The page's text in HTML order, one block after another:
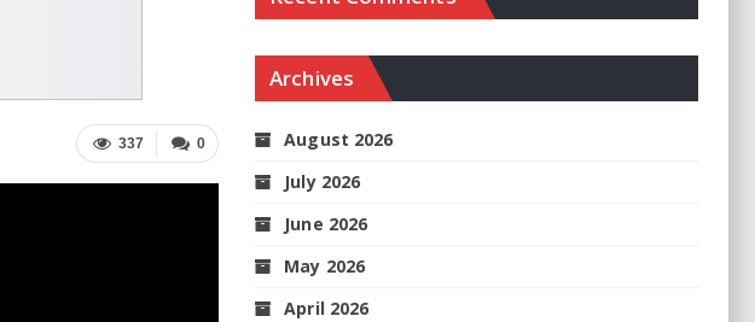
0
337
Archives
August 2026
July 2026
June 2026
May 2026
April 2026